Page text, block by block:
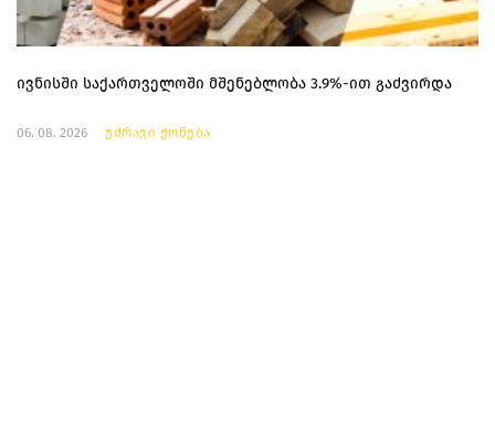
ივნისში საქართველოში მშენებლობა 3.9%-ით გაძვირდა
06. 08. 2026 უძრავი ქონება